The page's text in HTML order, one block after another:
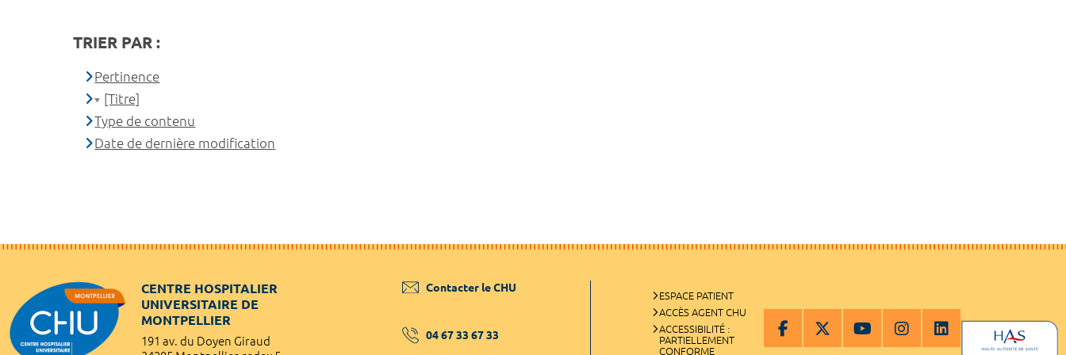
TRIER PAR :
Pertinence
[Titre]
Type de contenu
Date de dernière modification
CENTRE HOSPITALIER
UNIVERSITAIRE DE
MONTPELLIER
191 av. du Doyen Giraud
Contacter le CHU
04 67 33 67 33
ESPACE PATIENT
ACCÈS AGENT CHU
ACCESSIBILITÉ :
PARTIELLEMENT
CONFORME